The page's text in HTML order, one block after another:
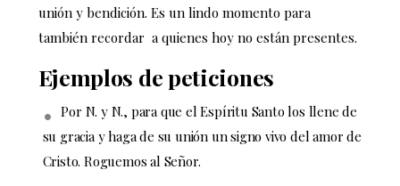
unión y bendición. Es un lindo momento para
también recordar a quienes hoy no están presentes.
Ejemplos de peticiones
Por N. y N., para que el Espíritu Santo los llene de
su gracia y haga de su unión un signo vivo del amor de
Cristo. Roguemos al Señor.